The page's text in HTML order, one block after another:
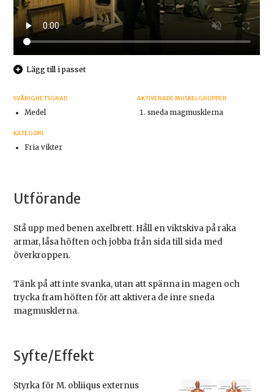
Lägg till i passet
SVÅRIGHETSGRAD
Medel
KATEGORI
Fria vikter
AKTIVERADE MUSKELGRUPPER
sneda magmusklerna
Utförande
Stå upp med benen axelbrett. Håll en viktskiva på raka
armar, låsa höften och jobba från sida till sida med
överkroppen.
Tänk på att inte svanka, utan att spänna in magen och
trycka fram höften för att aktivera de inre sneda
magmusklerna.
Syfte/Effekt
Styrka för M. obliiqus externus